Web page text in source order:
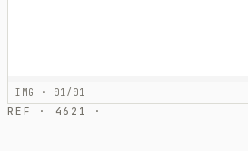
IMG · 01/01
RÉF · 4621 ·